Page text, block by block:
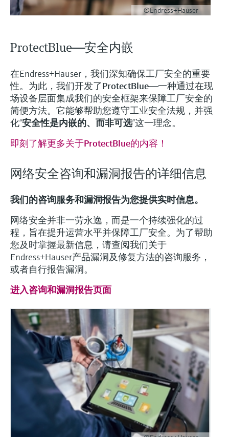
©Endress+Hauser
ProtectBlue——安全内嵌
在Endress+Hauser，我们深知确保工厂安全的重要
性。为此，我们开发了ProtectBlue——一种通过在现
场设备层面集成我们的安全框架来保障工厂安全的
简便方法。它能够帮助您遵守工业安全法规，并强
化“安全性是内嵌的、而非可选”这一理念。
即刻了解更多关于ProtectBlue的内容！
网络安全咨询和漏洞报告的详细信息
我们的咨询服务和漏洞报告为您提供实时信息。
网络安全并非一劳永逸，而是一个持续强化的过
程，旨在提升运营水平并保障工厂安全。为了帮助
您及时掌握最新信息，请查阅我们关于
Endress+Hauser产品漏洞及修复方法的咨询服务，
或者自行报告漏洞。
进入咨询和漏洞报告页面